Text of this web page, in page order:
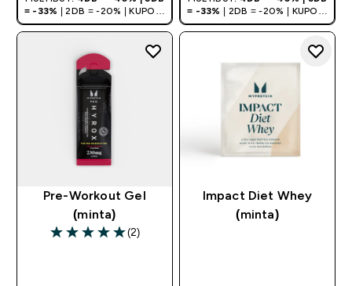
= -33% | 2DB = -20% | KUPON:
DEALHU
= -33% | 2DB = -20% | KUPON:
DEALHU
Pre-Workout Gel
(minta)
5 out of 5 stars
(2)
Impact Diet Whey
(minta)